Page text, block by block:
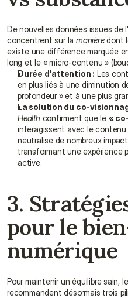
De nouvelles données issues de
concentrent sur la manière dont
existe une différence marquée
long et le « micro-contenu »
Durée d'attention : Les
en plus liés à une diminution
profondeur » et à une plus
La solution du co-
Health confirment que le «
interagissent avec le
neutralise de nombreux
transformant une expérience
active.
3.
pour le
numérique
Pour maintenir un équilibre sain,
recommandent désormais trois